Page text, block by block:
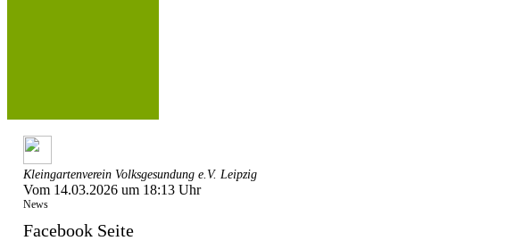
Kleingartenverein Volksgesundung e.V. Leipzig
Vom 14.03.2026 um 18:13 Uhr
News
Facebook Seite